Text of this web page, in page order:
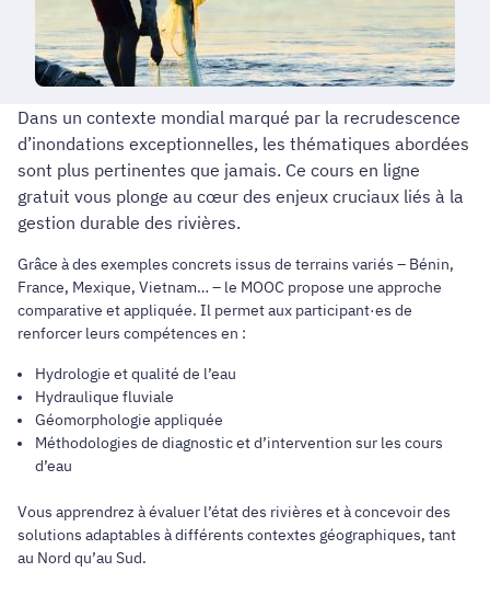
Dans un contexte mondial marqué par la recrudescence
d’inondations exceptionnelles, les thématiques abordées
sont plus pertinentes que jamais. Ce cours en ligne
gratuit vous plonge au cœur des enjeux cruciaux liés à la
gestion durable des rivières.
Grâce à des exemples concrets issus de terrains variés – Bénin,
France, Mexique, Vietnam… – le MOOC propose une approche
comparative et appliquée. Il permet aux participant·es de
renforcer leurs compétences en :
Hydrologie et qualité de l’eau
Hydraulique fluviale
Géomorphologie appliquée
Méthodologies de diagnostic et d’intervention sur les cours
d’eau
Vous apprendrez à évaluer l’état des rivières et à concevoir des
solutions adaptables à différents contextes géographiques, tant
au Nord qu’au Sud.